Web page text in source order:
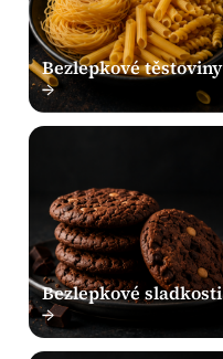
Bezlepkové těstoviny
→
Bezlepkové sladkosti
→